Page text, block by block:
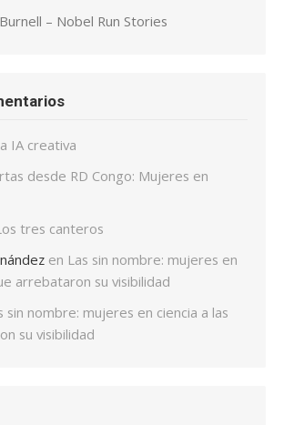
– Nobel Run Stories
IA creativa
desde RD Congo: Mujeres en
tres canteros
en Las sin nombre: mujeres en
arrebataron su visibilidad
sin nombre: mujeres en ciencia a las
su visibilidad